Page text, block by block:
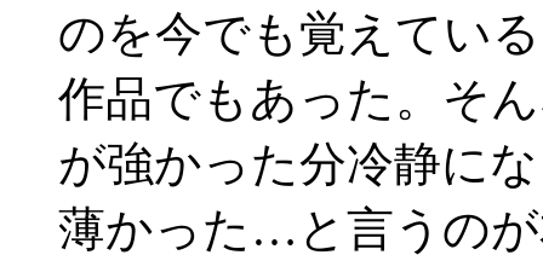
のを今でも覚えてい
作品でもあった。そ
が強かった分冷静に
薄かった…と言うの